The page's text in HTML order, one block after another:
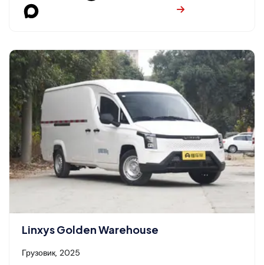
Linxys Golden Warehouse
Грузовик, 2025